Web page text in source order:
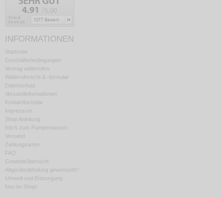
INFORMATIONEN
Startseite
Geschäftsbedingungen
Vertrag widerrufen
Widerrufsrecht & -formular
Datenschutz
Versandinformationen
Kontaktformular
Impressum
Shop Anleitung
Info's zum Pumpentausch
Versand
Zahlungsarten
FAQ
Gewindeübersicht
Altgeräteabholung gewünscht?
Umwelt und Entsorgung
Neu im Shop!